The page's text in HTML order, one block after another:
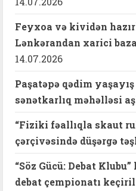
Feyxoa və kividən
Lənkərandan xarici
14.07.2026
Paşatəpə qədim
sənətkarlıq məhəlləsi
“Fiziki fəallıqla skaut
çərçivəsində düşərgə
“Söz Gücü: Debat
debat çempionatı